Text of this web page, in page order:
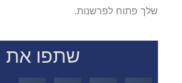
שלך פתוח לפרשנות.
שתפו את